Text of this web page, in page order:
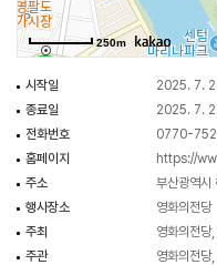
전 세계 다양한 장소에서 제작된
통해 여행을 이야기할 수 있는 다
소통하는 프로그램.
3.플리마켓 '떠나장'
부산을 대표하는 여행·관광 기업
콘텐츠 박람회. 캠핑, 서핑, 요트,
용기를 주는 다양한 여행 소품들
수 있는 프로그램.
250m
시작일
2025. 7.
종료일
2025. 7.
전화번호
0770-
홈페이지
https://
주소
부산광역시
행사장소
영화의전당
주최
영화의전당
주관
영화의전당